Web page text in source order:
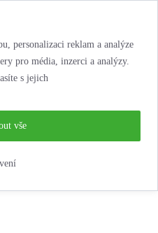
personalizaci reklam a analýze
pro média, inzerci a analýzy.
s jejich
vše
motorek!